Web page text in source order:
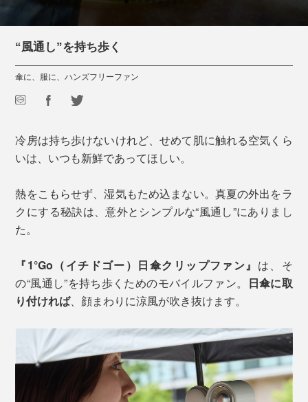
“風通し”を持ち歩く
傘に、服に、ハンズフリーファン
冷房は持ち歩けないけれど、せめて肌に触れる空気くら
いは、いつも新鮮であってほしい。
熱をこもらせず、湿気もため込まない。真夏の外出をラ
クにする秘訣は、意外とシンプルな“風通し”にありまし
た。
『1°Go（イチドゴー）日傘クリップファン』 は、そ
の“風通し”を持ち歩くためのモバイルファン。
日傘に取
り付ければ、顔まわりに涼風が吹き抜けます。